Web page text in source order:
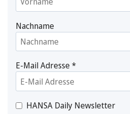
Nachname
E-Mail Adresse*
HANSA Daily Newsletter